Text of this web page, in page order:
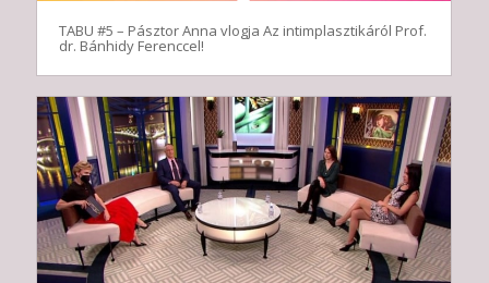
TABU #5 – Pásztor Anna vlogja Az intimplasztikáról Prof.
dr. Bánhidy Ferenccel!